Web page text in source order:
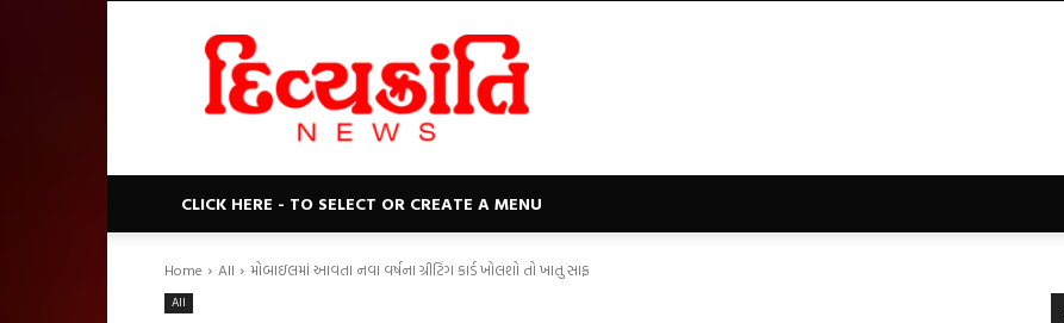
Divyakranti
News
CLICK HERE - TO SELECT OR CREATE A MENU
Home All મોબાઇલમાં આવતા નવા વર્ષના ગ્રીટિંગ કાર્ડ ખોલશો તો ખાતુ સાફ
All